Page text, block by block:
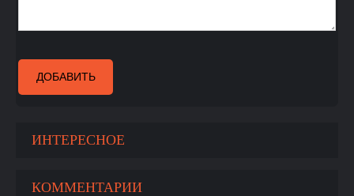
ДОБАВИТЬ
ИНТЕРЕСНОЕ
КОММЕНТАРИИ